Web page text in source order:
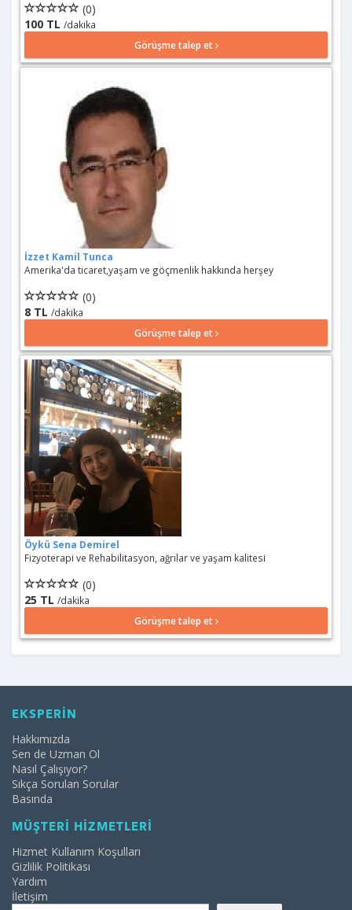
(0)
100 TL /dakika
Görüşme talep et
İzzet Kamil Tunca
Amerika'da ticaret,yaşam ve göçmenlik hakkında herşey
(0)
8 TL /dakika
Görüşme talep et
Öykü Sena Demirel
Fizyoterapi ve Rehabilitasyon, ağrılar ve yaşam kalitesi
(0)
25 TL /dakika
Görüşme talep et
EKSPERİN
Hakkımızda
Sen de Uzman Ol
Nasıl Çalışıyor?
Sıkça Sorulan Sorular
Basında
MÜŞTERİ HİZMETLERİ
Hizmet Kullanım Koşulları
Gizlilik Politikası
Yardım
İletişim